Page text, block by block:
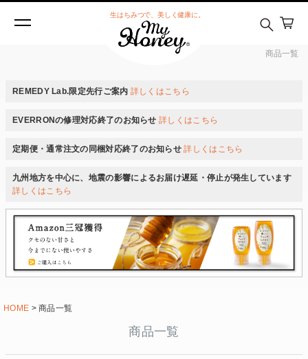
商品一覧
生はちみつで、美しく健康に。
REMEDY Lab.限定先行ご案内 詳しくはこちら
EVERRONの修理対応終了のお知らせ 詳しくはこちら
定期便・通常注文の同梱対応終了のお知らせ 詳しくはこちら
九州地方を中心に、地震の影響によるお届け遅延・停止が発生しています
詳しくはこちら
HOME 商品一覧
商品一覧
在庫なし商品を表示しない
予約商品
予約商品のみを表示
並び順
登録順
価格が安い順
価格が高い順
優先度順
検索